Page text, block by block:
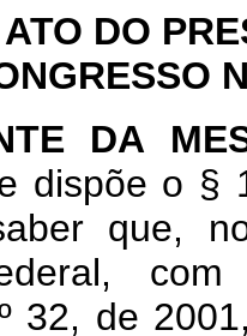
ATO DO
DA
dispõe o §
que,
32, de